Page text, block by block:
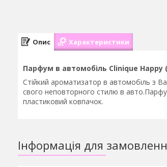
Опис Характеристики
Парфум в автомобіль Clinique Happy
Стійкий ароматизатор в автомобіль з
свого неповторного стилю в
пластиковий ковпачок.
Інформація для